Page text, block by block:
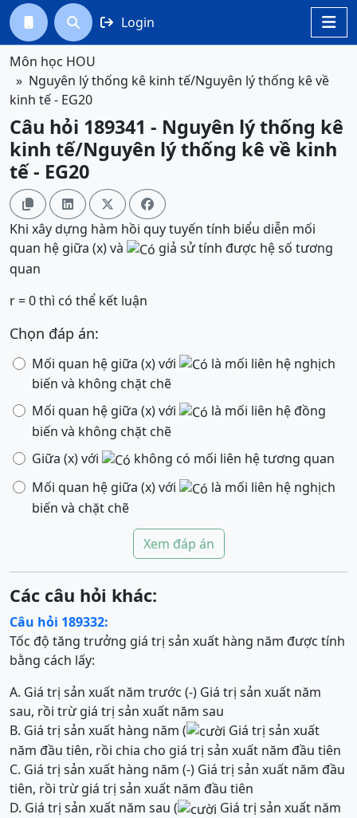

  Login
Môn học HOU
Nguyên lý thống kê kinh tế/Nguyên lý thống kê về
kinh tế - EG20
Câu hỏi 189341 - Nguyên lý thống kê
kinh tế/Nguyên lý thống kê về kinh
tế - EG20
   
Khi xây dựng hàm hồi quy tuyến tính biểu diễn mối
quan hệ giữa (x) và
giả sử tính được hệ số tương
quan
r = 0 thì có thể kết luận
Chọn đáp án:
Mối quan hệ giữa (x) với
là mối liên hệ nghịch
biến và không chặt chẽ
Mối quan hệ giữa (x) với
là mối liên hệ đồng
biến và không chặt chẽ
Giữa (x) với
không có mối liên hệ tương quan
Mối quan hệ giữa (x) với
là mối liên hệ nghịch
biến và chặt chẽ
Xem đáp án
Các câu hỏi khác:
Câu hỏi 189332:
Tốc độ tăng trưởng giá trị sản xuất hàng năm được tính
bằng cách lấy:
A. Giá trị sản xuất năm trước (-) Giá trị sản xuất năm
sau, rồi trừ giá trị sản xuất năm sau
B. Giá trị sản xuất hàng năm (
Giá trị sản xuất
năm đầu tiên, rồi chia cho giá trị sản xuất năm đầu tiên
C. Giá trị sản xuất hàng năm (-) Giá trị sản xuất năm đầu
tiên, rồi trừ giá trị sản xuất năm đầu tiên
D. Giá trị sản xuất năm sau (
Giá trị sản xuất năm